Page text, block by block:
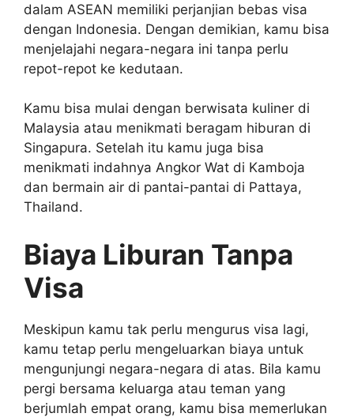
dalam ASEAN memiliki perjanjian bebas visa
dengan Indonesia. Dengan demikian, kamu bisa
menjelajahi negara-negara ini tanpa perlu
repot-repot ke kedutaan.
Kamu bisa mulai dengan berwisata kuliner di
Malaysia atau menikmati beragam hiburan di
Singapura. Setelah itu kamu juga bisa
menikmati indahnya Angkor Wat di Kamboja
dan bermain air di pantai-pantai di Pattaya,
Thailand.
Biaya Liburan Tanpa
Visa
Meskipun kamu tak perlu mengurus visa lagi,
kamu tetap perlu mengeluarkan biaya untuk
mengunjungi negara-negara di atas. Bila kamu
pergi bersama keluarga atau teman yang
berjumlah empat orang, kamu bisa memerlukan